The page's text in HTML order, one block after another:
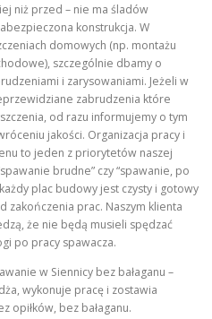
niż przed – nie ma śladów
konstrukcja. W
domowych (np. montażu
szczególnie dbamy o
i zarysowaniami. Jeżeli w
zabrudzenia które
od razu informujemy o tym
jakości. Organizacja pracy i
to jeden z priorytetów naszej
brudne” czy “spawanie, po
plac budowy jest czysty i gotowy
zakończenia prac. Naszym klienta
że nie będą musieli spędzać
po pracy spawacza.
w Siennicy bez bałaganu –
wykonuje pracę i zostawia
opiłków, bez bałaganu.